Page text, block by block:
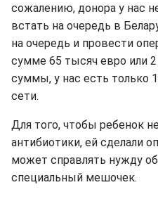
сожалению, донора у нас
встать на очередь в
на очередь и провести
сумме 65 тысяч евро или 2
суммы, у нас есть только
сети.
Для того, чтобы ребенок
антибиотики, ей сделали
может справлять нужду
специальный мешочек.